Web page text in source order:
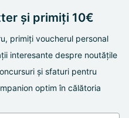
și primiți 10€
primiți voucherul personal
interesante despre noutățile
și sfaturi pentru
optim în călătoria